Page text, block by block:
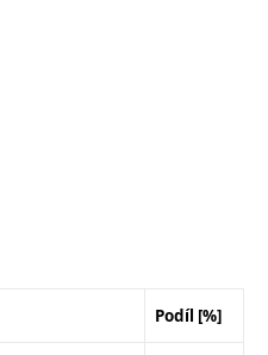
Podíl [%]